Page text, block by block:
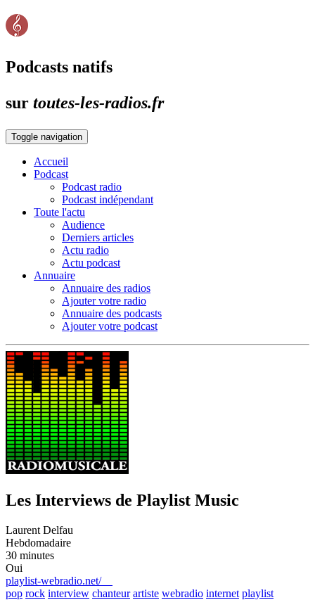
Podcasts natifs
sur toutes-les-radios.fr
Toggle navigation
Accueil
Podcast
Podcast radio
Podcast indépendant
Toute l'actu
Audience
Derniers articles
Actu radio
Actu podcast
Annuaire
Annuaire des radios
Ajouter votre radio
Annuaire des podcasts
Ajouter votre podcast
Les Interviews de Playlist Music
Laurent Delfau
Hebdomadaire
30 minutes
Oui
playlist-webradio.net/
pop rock interview chanteur artiste webradio internet playlist